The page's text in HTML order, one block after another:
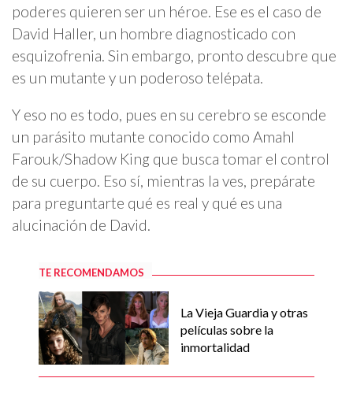
poderes quieren ser un héroe. Ese es el caso de
David Haller, un hombre diagnosticado con
esquizofrenia. Sin embargo, pronto descubre que
es un mutante y un poderoso telépata.
Y eso no es todo, pues en su cerebro se esconde
un parásito mutante conocido como Amahl
Farouk/Shadow King que busca tomar el control
de su cuerpo. Eso sí, mientras la ves, prepárate
para preguntarte qué es real y qué es una
alucinación de David.
TE RECOMENDAMOS
La Vieja Guardia y otras
películas sobre la
inmortalidad